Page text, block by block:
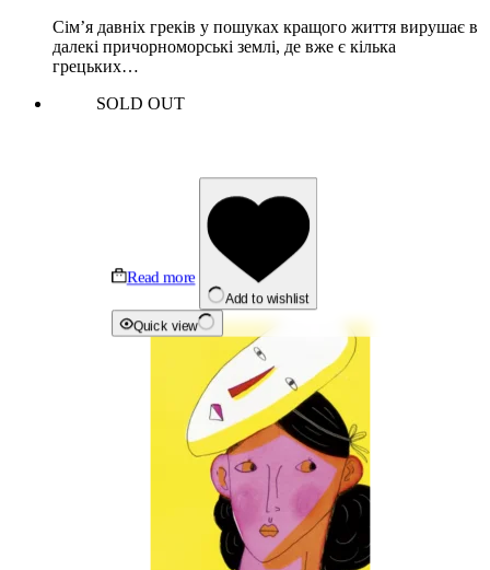
Сім’я давніх греків у пошуках кращого життя вирушає в
далекі причорноморські землі, де вже є кілька
грецьких…
SOLD OUT
Read more
Add to wishlist
Quick view